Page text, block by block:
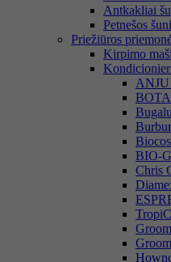
Antkakliai
Petnešos
Priežiūros
Kirpimo
ANJU
BIO-
Chris